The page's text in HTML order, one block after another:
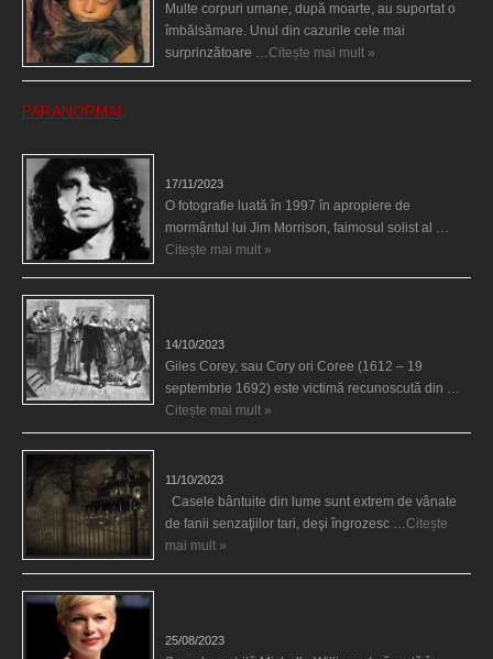
Multe corpuri umane, după moarte, au suportat o
îmbălsămare. Unul din cazurile cele mai
surprinzătoare …Citește mai mult »
PARANORMAL
17/11/2023
O fotografie luată în 1997 în apropiere de
mormântul lui Jim Morrison, faimosul solist al …
Citește mai mult »
14/10/2023
Giles Corey, sau Cory ori Coree (1612 – 19
septembrie 1692) este victimă recunoscută din …
Citește mai mult »
11/10/2023
Casele bântuite din lume sunt extrem de vânate
de fanii senzaţiilor tari, deşi îngrozesc …Citește
mai mult »
25/08/2023